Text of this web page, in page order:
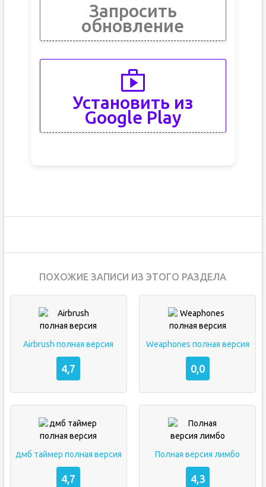
Запросить
обновление
Установить из
Google Play
ПОХОЖИЕ ЗАПИСИ ИЗ ЭТОГО РАЗДЕЛА
Airbrush полная версия
4,7
Weaphones полная версия
0,0
дмб таймер полная версия
4,7
Полная версия лимбо
4,3